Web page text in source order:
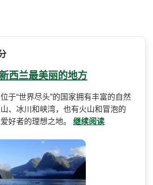
西兰最美丽的地方
于“世界尽头­”的国家拥有丰富的自然
、冰川和峡湾­，也有火山和冒泡的
好者的理想之地。 继续阅读